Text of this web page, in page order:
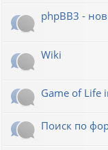
phpBB3 -
Wiki
Game of Life
Поиск по